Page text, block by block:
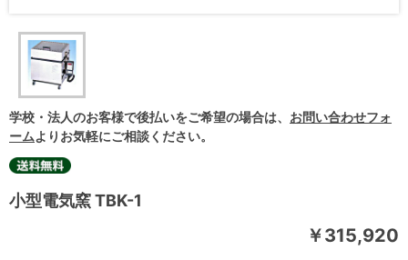
小型電気窯 TBK-1
￥315,920
学校・法人のお客様で後払いをご希望の場合は、 お問い合わせフォ
ームよりお気軽にご相談ください。